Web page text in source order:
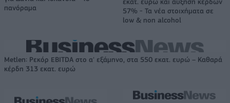
πανόραμα
57% - Τα νέα στοιχήματα σε
low & non alcohol
Metlen: Ρεκόρ EBITDA στο α' εξάμηνο, στα 550 εκατ. ευρώ – Καθαρά
κέρδη 313 εκατ. ευρώ